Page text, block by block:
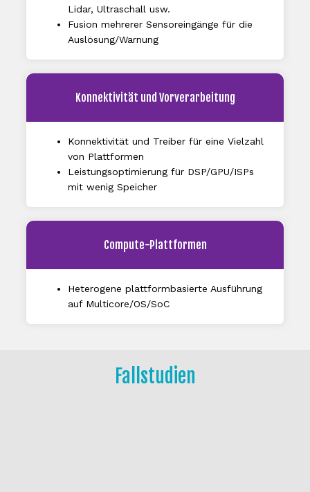
Lidar, Ultraschall usw.
Fusion mehrerer Sensoreingänge für die
Auslösung/Warnung
Konnektivität und Vorverarbeitung
Konnektivität und Treiber für eine Vielzahl
von Plattformen
Leistungsoptimierung für DSP/GPU/ISPs
mit wenig Speicher
Compute-Plattformen
Heterogene plattformbasierte Ausführung
auf Multicore/OS/SoC
Fallstudien